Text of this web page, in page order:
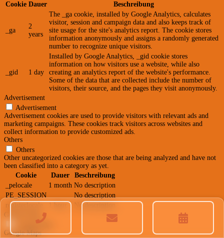
Cookie Dauer Beschreibung
_ga
2
years
The _ga cookie, installed by Google Analytics, calculates
visitor, session and campaign data and also keeps track of
site usage for the site's analytics report. The cookie stores
information anonymously and assigns a randomly generated
number to recognize unique visitors.
_gid 1 day
Installed by Google Analytics, _gid cookie stores
information on how visitors use a website, while also
creating an analytics report of the website's performance.
Some of the data that are collected include the number of
visitors, their source, and the pages they visit anonymously.
Advertisement
Advertisement
Advertisement cookies are used to provide visitors with relevant ads and
marketing campaigns. These cookies track visitors across websites and
collect information to provide customized ads.
Others
Others
Other uncategorized cookies are those that are being analyzed and have not
been classified into a category as yet.
Cookie
Dauer
Beschreibung
_pelocale
1 month No description
PE_SESSION
No description
registerlocale
No description
Google Maps
Google Maps
Google Maps